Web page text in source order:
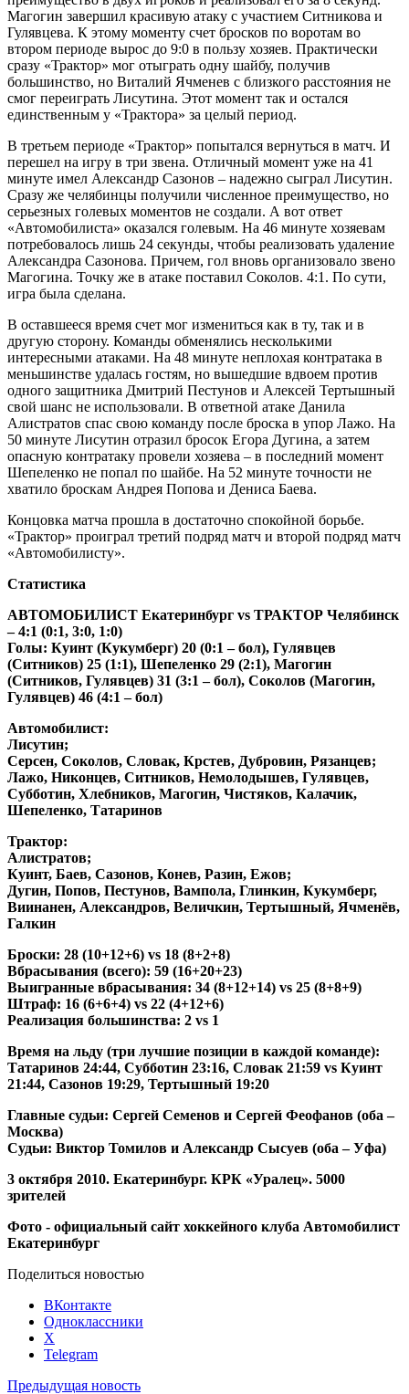
Магогин завершил красивую атаку с участием Ситникова и
Гулявцева. К этому моменту счет бросков по воротам во
втором периоде вырос до 9:0 в пользу хозяев. Практически
сразу «Трактор» мог отыграть одну шайбу, получив
большинство, но Виталий Ячменев с близкого расстояния не
смог переиграть Лисутина. Этот момент так и остался
единственным у «Трактора» за целый период.
В третьем периоде «Трактор» попытался вернуться в матч. И
перешел на игру в три звена. Отличный момент уже на 41
минуте имел Александр Сазонов – надежно сыграл Лисутин.
Сразу же челябинцы получили численное преимущество, но
серьезных голевых моментов не создали. А вот ответ
«Автомобилиста» оказался голевым. На 46 минуте хозяевам
потребовалось лишь 24 секунды, чтобы реализовать удаление
Александра Сазонова. Причем, гол вновь организовало звено
Магогина. Точку же в атаке поставил Соколов. 4:1. По сути,
игра была сделана.
В оставшееся время счет мог измениться как в ту, так и в
другую сторону. Команды обменялись несколькими
интересными атаками. На 48 минуте неплохая контратака в
меньшинстве удалась гостям, но вышедшие вдвоем против
одного защитника Дмитрий Пестунов и Алексей Тертышный
свой шанс не использовали. В ответной атаке Данила
Алистратов спас свою команду после броска в упор Лажо. На
50 минуте Лисутин отразил бросок Егора Дугина, а затем
опасную контратаку провели хозяева – в последний момент
Шепеленко не попал по шайбе. На 52 минуте точности не
хватило броскам Андрея Попова и Дениса Баева.
Концовка матча прошла в достаточно спокойной борьбе.
«Трактор» проиграл третий подряд матч и второй подряд матч
«Автомобилисту».
Статистика
АВТОМОБИЛИСТ Екатеринбург vs ТРАКТОР Челябинск
– 4:1 (0:1, 3:0, 1:0)
Голы: Куинт (Кукумберг) 20 (0:1 – бол), Гулявцев
(Ситников) 25 (1:1), Шепеленко 29 (2:1), Магогин
(Ситников, Гулявцев) 31 (3:1 – бол), Соколов (Магогин,
Гулявцев) 46 (4:1 – бол)
Автомобилист:
Лисутин;
Серсен, Соколов, Словак, Крстев, Дубровин, Рязанцев;
Лажо, Никонцев, Ситников, Немолодышев, Гулявцев,
Субботин, Хлебников, Магогин, Чистяков, Калачик,
Шепеленко, Татаринов
Трактор:
Алистратов;
Куинт, Баев, Сазонов, Конев, Разин, Ежов;
Дугин, Попов, Пестунов, Вампола, Глинкин, Кукумберг,
Виинанен, Александров, Величкин, Тертышный, Ячменёв,
Галкин
Броски: 28 (10+12+6) vs 18 (8+2+8)
Вбрасывания (всего): 59 (16+20+23)
Выигранные вбрасывания: 34 (8+12+14) vs 25 (8+8+9)
Штраф: 16 (6+6+4) vs 22 (4+12+6)
Реализация большинства: 2 vs 1
Время на льду (три лучшие позиции в каждой команде):
Татаринов 24:44, Субботин 23:16, Словак 21:59 vs Куинт
21:44, Сазонов 19:29, Тертышный 19:20
Главные судьи: Сергей Семенов и Сергей Феофанов (оба –
Москва)
Судьи: Виктор Томилов и Александр Сысуев (оба – Уфа)
3 октября 2010. Екатеринбург. КРК «Уралец». 5000
зрителей
Фото - официальный сайт хоккейного клуба Автомобилист
Екатеринбург
Поделиться новостью
ВКонтакте
Одноклассники
X
Telegram
Предыдущая новость